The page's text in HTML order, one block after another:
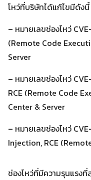
Search
โหว่ที่บริษัทได้แก้ไขมีดังนี้
– หมายเลขช่องโหว่
(Remote Code
Server
– หมายเลขช่องโหว่
RCE (Remote Code
Center & Server
– หมายเลขช่องโหว่
Injection, RCE
ช่องโหว่ที่มีความรุนแรง